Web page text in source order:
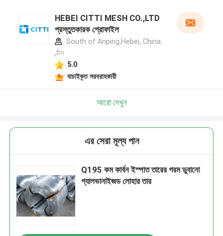
HEBEI CITTI MESH CO.,LTD
প্রস্তুতকারক প্রোফাইল
South of Anping,Hebei, China.
,চীন
5.0
যাচাইকৃত সরবরাহকারী
আরো দেখুন
এর সেরা মূল্য পান
Q195 কম কার্বন ইস্পাত তারের গরম ডুবানো
গ্যালভানাইজড লোহার তার